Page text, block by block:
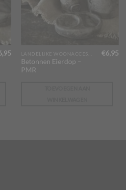
Betonnen Eierdop –
PMR
€6,95